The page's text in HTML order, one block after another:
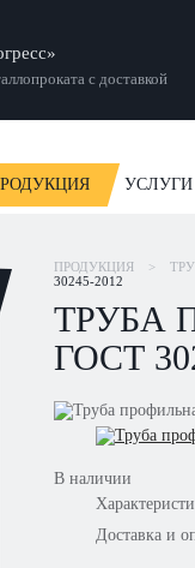
с доставкой
УСЛУГИ
ПРОДУКЦИЯ >
30245-2012
ТРУБА
ГОСТ
В наличии
Доставка и